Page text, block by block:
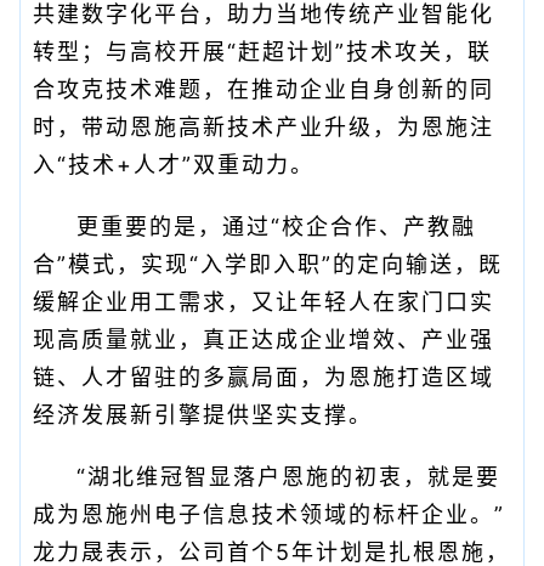
共建数字化平台，助力当地传统产业智能化
转型；与高校开展“赶超计划”技术攻关，联
合攻克技术难题，在推动企业自身创新的同
时，带动恩施高新技术产业升级，为恩施注
入“技术+人才”双重动力。
更重要的是，通过“校企合作、产教融
合”模式，实现“入学即入职”的定向输送，既
缓解企业用工需求，又让年轻人在家门口实
现高质量就业，真正达成企业增效、产业强
链、人才留驻的多赢局面，为恩施打造区域
经济发展新引擎提供坚实支撑。
“湖北维冠智显落户恩施的初衷，就是要
成为恩施州电子信息技术领域的标杆企业。”
龙力晟表示，公司首个5年计划是扎根恩施，